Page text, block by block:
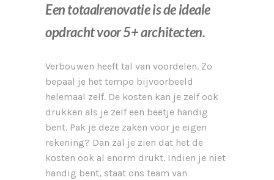
Een totaalrenovatie is de ideale
opdracht voor 5+ architecten.
Verbouwen heeft tal van voordelen. Zo
bepaal je het tempo bijvoorbeeld
helemaal zelf. De kosten kan je zelf ook
drukken als je zelf een beetje handig
bent. Pak je deze zaken voor je eigen
rekening? Dan zal je zien dat het de
kosten ook al enorm drukt. Indien je niet
handig bent, staat ons team van